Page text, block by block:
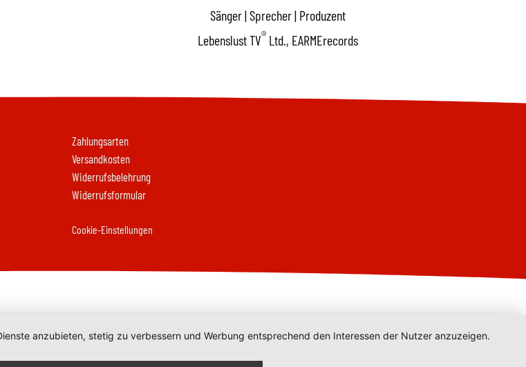
Sänger | Sprecher | Produzent
Lebenslust TV®Ltd., EARMErecords
Zahlungsarten
Versandkosten
Widerrufsbelehrung
Widerrufsformular
Cookie-Einstellungen
anzubieten, stetig zu verbessern und Werbung entsprechend den Interessen der Nutzer anzuzeigen.